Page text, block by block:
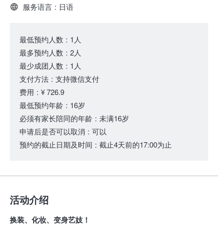
服务语言 : 日语
最低预约人数 : 1人
最多预约人数 : 2人
最少成团人数 : 1人
支付方法 : 支持微信支付
费用 : ¥ 726.9
最低预约年龄 : 16岁
必须有家长陪同的年龄 : 未满16岁
申请后是否可以取消 : 可以
预约的截止日期及时间 : 截止4天前的17:00为止
活动介绍
换装、化妆、变身艺妓！